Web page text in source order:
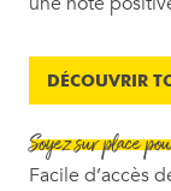
DÉCOUVRIR
Soyez sur place
Facile d’accès